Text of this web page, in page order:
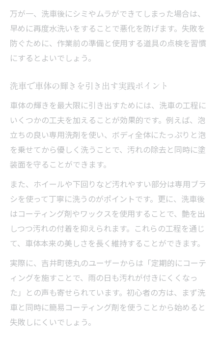
万が一、洗車後にシミやムラができてしまった場合は、
早めに再度水洗いをすることで悪化を防げます。失敗を
防ぐために、作業前の準備と使用する道具の点検を習慣
にするとよいでしょう。
洗車で車体の輝きを引き出す実践ポイント
車体の輝きを最大限に引き出すためには、洗車の工程に
いくつかの工夫を加えることが効果的です。例えば、泡
立ちの良い専用洗剤を使い、ボディ全体にたっぷりと泡
を乗せてから優しく洗うことで、汚れの除去と同時に塗
装面を守ることができます。
また、ホイールや下回りなど汚れやすい部分は専用ブラ
シを使って丁寧に洗うのがポイントです。更に、洗車後
はコーティング剤やワックスを使用することで、艶を出
しつつ汚れの付着を抑えられます。これらの工程を通じ
て、車体本来の美しさを長く維持することができます。
実際に、吉井町徳丸のユーザーからは「定期的にコーテ
ィングを施すことで、雨の日も汚れが付きにくくなっ
た」との声も寄せられています。初心者の方は、まず洗
車と同時に簡易コーティング剤を使うことから始めると
失敗しにくいでしょう。